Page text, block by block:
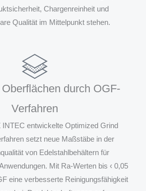
Chargenreinheit und
Qualität im Mittelpunkt stehen.
Oberflächen durch OGF-
Verfahren
INTEC entwickelte Optimized Grind
setzt neue Maßstäbe in der
von Edelstahlbehältern für
Mit Ra-Werten bis ‹ 0,05
eine verbesserte Reinigungsfähigkeit